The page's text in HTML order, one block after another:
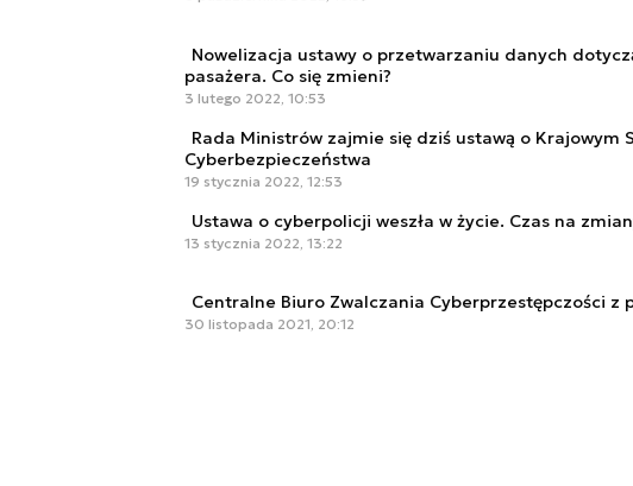
Nowelizacja ustawy o przetwarzaniu danych
pasażera. Co się zmieni?
3 lutego 2022, 10:53
Rada Ministrów zajmie się dziś ustawą o Krajowym
Cyberbezpieczeństwa
19 stycznia 2022, 12:53
Ustawa o cyberpolicji weszła w życie. Czas na
13 stycznia 2022, 13:22
Centralne Biuro Zwalczania Cyberprzestępczości z
30 listopada 2021, 20:12